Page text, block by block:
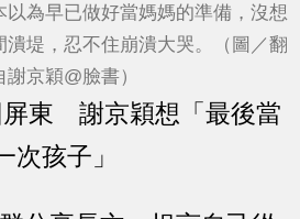
為早已做好當媽媽的準備，沒想
堤，忍不住崩潰大哭。（圖／翻
謝京穎@臉書）
屏東 謝京穎想「最後當
次孩子」